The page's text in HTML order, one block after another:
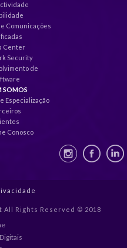
Comunicações
Center
Security
de
SOMOS
Especialização
Conosco
All Rights Reserved © 2018